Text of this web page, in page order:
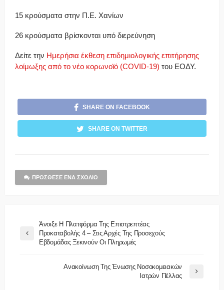
15 κρούσματα στην Π.Ε. Χανίων
26 κρούσματα βρίσκονται υπό διερεύνηση
Δείτε την Ημερήσια έκθεση επιδημιολογικής επιτήρησης
λοίμωξης από το νέο κορωνοϊό (COVID-19) του ΕΟΔΥ.
SHARE ON FACEBOOK
SHARE ON TWITTER
ΠΡΌΣΘΕΣΕ ΈΝΑ ΣΧΌΛΙΟ
Άνοιξε Η Πλατφόρμα Της Επιστρεπτέας
Προκαταβολής 4 – Στις Αρχές Της Προσεχούς
Εβδομάδας Ξεκινούν Οι Πληρωμές
Ανακοίνωση Της Ένωσης Νοσοκομειακών
Ιατρών Πέλλας